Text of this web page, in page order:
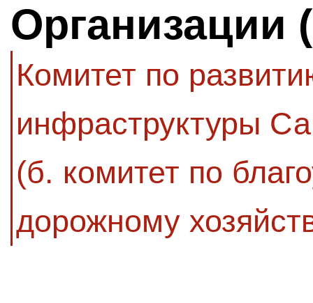
Организации
Комитет по
инфраструктуры
(б. комитет по
дорожному